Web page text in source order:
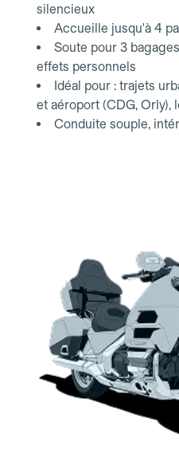
silencieux
Accueille jusqu'à 4
Soute pour 3
effets personnels
Idéal pour : trajets
et aéroport (CDG, Orly),
Conduite souple,